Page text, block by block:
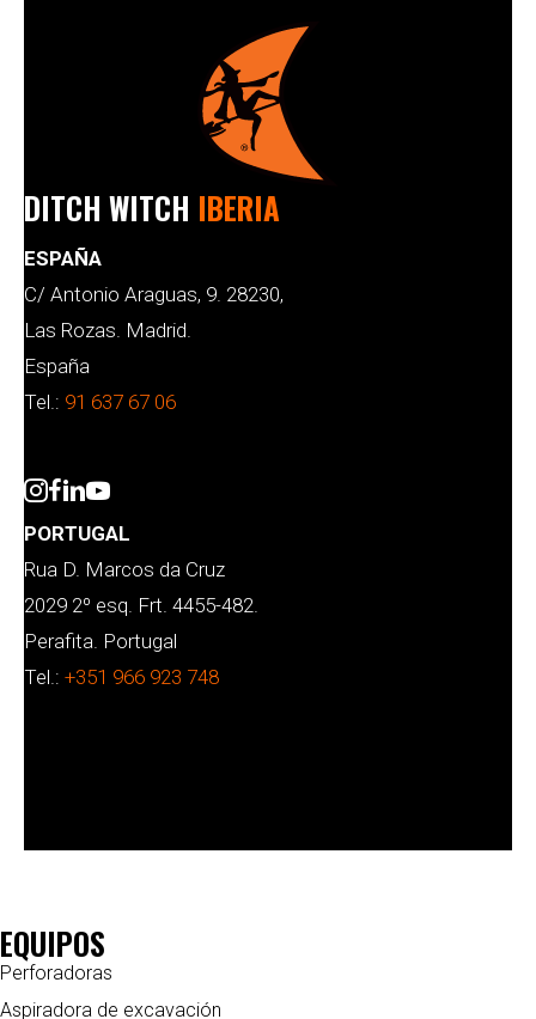
DITCH WITCH IBERIA
ESPAÑA
C/ Antonio Araguas, 9. 28230,
Las Rozas. Madrid.
España
Tel.: 91 637 67 06
PORTUGAL
Rua D. Marcos da Cruz
2029 2º esq. Frt. 4455-482.
Perafita. Portugal
Tel.: +351 966 923 748
EQUIPOS
Perforadoras
Aspiradora de excavación